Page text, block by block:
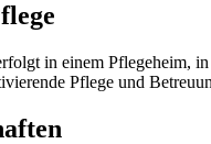
in einem Pflegeheim,
Pflege und